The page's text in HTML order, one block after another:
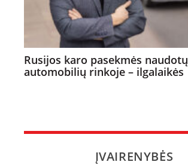
Rusijos karo pasekmės naudotų
automobilių rinkoje – ilgalaikės
ĮVAIRENYBĖS